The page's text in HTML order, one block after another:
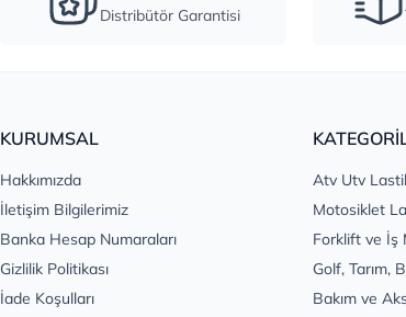
Distribütör Garantisi
KURUMSAL
Hakkımızda
İletişim Bilgilerimiz
Banka Hesap Numaraları
Gizlilik Politikası
İade Koşulları
Atv Utv
Motosiklet
Forklift ve İş
Golf, Tarım,
Bakım ve